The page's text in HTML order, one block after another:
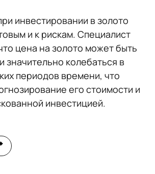
инвестировании в золото
и к рискам. Специалист
цена на золото может быть
значительно колебаться в
периодов времени, что
его стоимости и
инвестицией.